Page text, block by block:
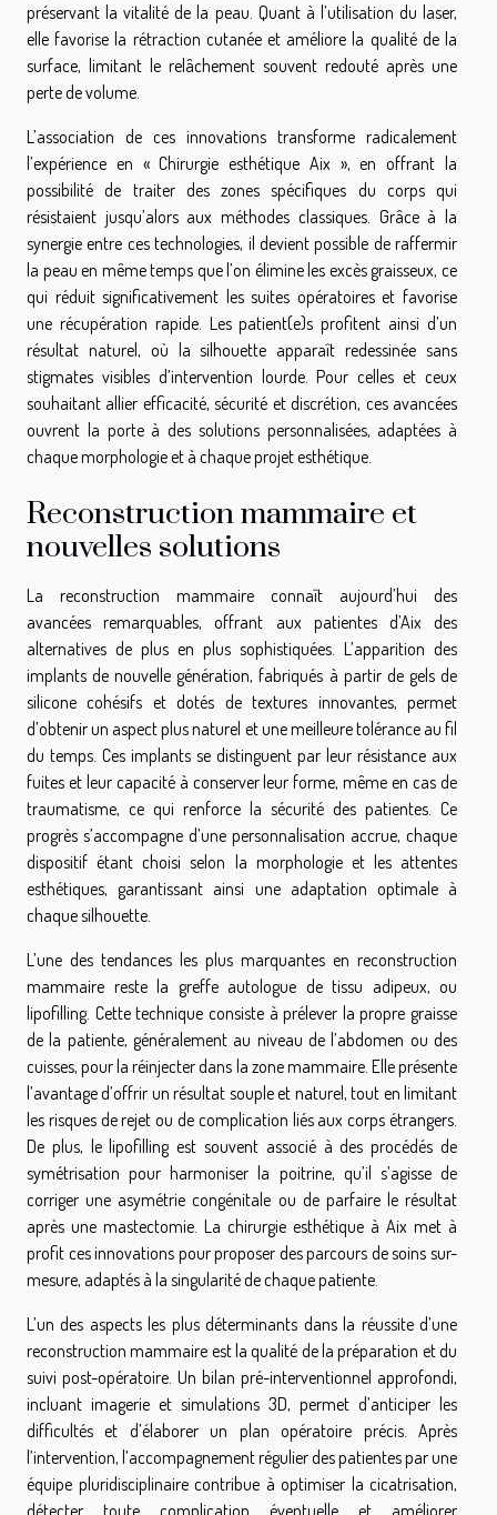
préservant la vitalité de la peau. Quant à l’utilisation du laser,
elle favorise la rétraction cutanée et améliore la qualité de la
surface, limitant le relâchement souvent redouté après une
perte de volume.
L’association de ces innovations transforme radicalement
l’expérience en « Chirurgie esthétique Aix », en offrant la
possibilité de traiter des zones spécifiques du corps qui
résistaient jusqu’alors aux méthodes classiques. Grâce à la
synergie entre ces technologies, il devient possible de raffermir
la peau en même temps que l’on élimine les excès graisseux, ce
qui réduit significativement les suites opératoires et favorise
une récupération rapide. Les patient(e)s profitent ainsi d’un
résultat naturel, où la silhouette apparaît redessinée sans
stigmates visibles d’intervention lourde. Pour celles et ceux
souhaitant allier efficacité, sécurité et discrétion, ces avancées
ouvrent la porte à des solutions personnalisées, adaptées à
chaque morphologie et à chaque projet esthétique.
Reconstruction mammaire et
nouvelles solutions
La reconstruction mammaire connaît aujourd’hui des
avancées remarquables, offrant aux patientes d’Aix des
alternatives de plus en plus sophistiquées. L’apparition des
implants de nouvelle génération, fabriqués à partir de gels de
silicone cohésifs et dotés de textures innovantes, permet
d’obtenir un aspect plus naturel et une meilleure tolérance au fil
du temps. Ces implants se distinguent par leur résistance aux
fuites et leur capacité à conserver leur forme, même en cas de
traumatisme, ce qui renforce la sécurité des patientes. Ce
progrès s’accompagne d’une personnalisation accrue, chaque
dispositif étant choisi selon la morphologie et les attentes
esthétiques, garantissant ainsi une adaptation optimale à
chaque silhouette.
L’une des tendances les plus marquantes en reconstruction
mammaire reste la greffe autologue de tissu adipeux, ou
lipofilling. Cette technique consiste à prélever la propre graisse
de la patiente, généralement au niveau de l’abdomen ou des
cuisses, pour la réinjecter dans la zone mammaire. Elle présente
l’avantage d’offrir un résultat souple et naturel, tout en limitant
les risques de rejet ou de complication liés aux corps étrangers.
De plus, le lipofilling est souvent associé à des procédés de
symétrisation pour harmoniser la poitrine, qu’il s’agisse de
corriger une asymétrie congénitale ou de parfaire le résultat
après une mastectomie. La chirurgie esthétique à Aix met à
profit ces innovations pour proposer des parcours de soins sur-
mesure, adaptés à la singularité de chaque patiente.
L’un des aspects les plus déterminants dans la réussite d’une
reconstruction mammaire est la qualité de la préparation et du
suivi post-opératoire. Un bilan pré-interventionnel approfondi,
incluant imagerie et simulations 3D, permet d’anticiper les
difficultés et d’élaborer un plan opératoire précis. Après
l’intervention, l’accompagnement régulier des patientes par une
équipe pluridisciplinaire contribue à optimiser la cicatrisation,